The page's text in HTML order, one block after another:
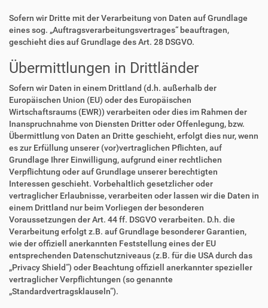
Sofern wir Dritte mit der Verarbeitung von Daten auf Grundlage
eines sog. „Auftragsverarbeitungsvertrages“ beauftragen,
geschieht dies auf Grundlage des Art. 28 DSGVO.
Übermittlungen in Drittländer
Sofern wir Daten in einem Drittland (d.h. außerhalb der
Europäischen Union (EU) oder des Europäischen
Wirtschaftsraums (EWR)) verarbeiten oder dies im Rahmen der
Inanspruchnahme von Diensten Dritter oder Offenlegung, bzw.
Übermittlung von Daten an Dritte geschieht, erfolgt dies nur, wenn
es zur Erfüllung unserer (vor)vertraglichen Pflichten, auf
Grundlage Ihrer Einwilligung, aufgrund einer rechtlichen
Verpflichtung oder auf Grundlage unserer berechtigten
Interessen geschieht. Vorbehaltlich gesetzlicher oder
vertraglicher Erlaubnisse, verarbeiten oder lassen wir die Daten in
einem Drittland nur beim Vorliegen der besonderen
Voraussetzungen der Art. 44 ff. DSGVO verarbeiten. D.h. die
Verarbeitung erfolgt z.B. auf Grundlage besonderer Garantien,
wie der offiziell anerkannten Feststellung eines der EU
entsprechenden Datenschutzniveaus (z.B. für die USA durch das
„Privacy Shield“) oder Beachtung offiziell anerkannter spezieller
vertraglicher Verpflichtungen (so genannte
„Standardvertragsklauseln“).